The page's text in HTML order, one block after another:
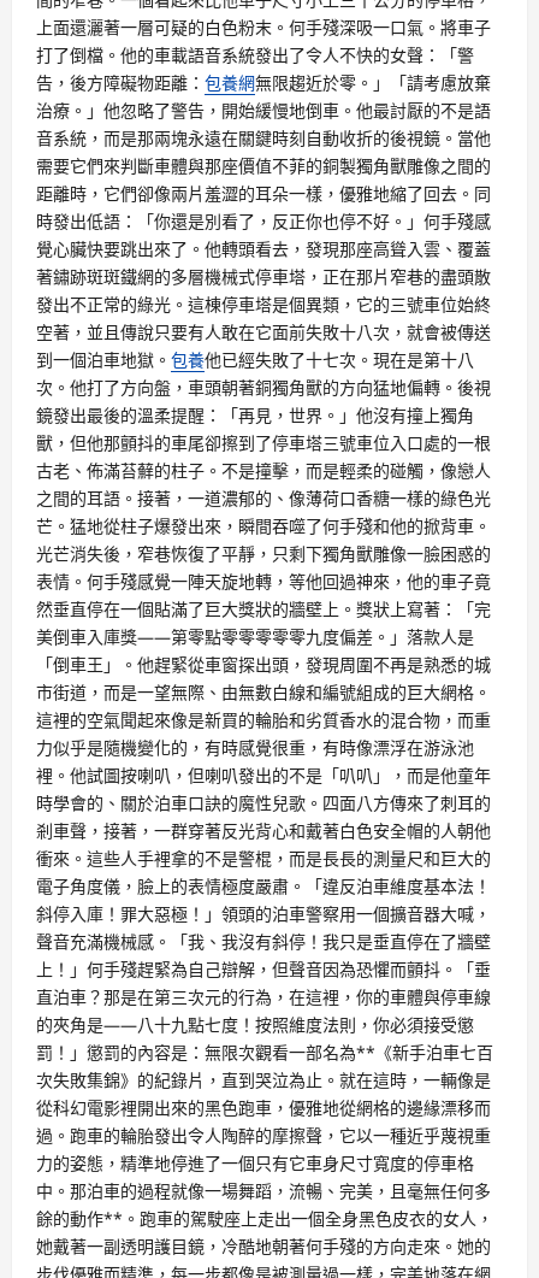
上面還灑著一層可疑的白色粉末。何手殘深吸一口氣。將車子
打了倒檔。他的車載語音系統發出了令人不快的女聲：「警
告，後方障礙物距離： 包養網無限趨近於零。」「請考慮放棄
治療。」他忽略了警告，開始緩慢地倒車。他最討厭的不是語
音系統，而是那兩塊永遠在關鍵時刻自動收折的後視鏡。當他
需要它們來判斷車體與那座價值不菲的銅製獨角獸雕像之間的
距離時，它們卻像兩片羞澀的耳朵一樣，優雅地縮了回去。同
時發出低語：「你還是別看了，反正你也停不好。」何手殘感
覺心臟快要跳出來了。他轉頭看去，發現那座高聳入雲、覆蓋
著鏽跡斑斑鐵網的多層機械式停車塔，正在那片窄巷的盡頭散
發出不正常的綠光。這棟停車塔是個異類，它的三號車位始終
空著，並且傳說只要有人敢在它面前失敗十八次，就會被傳送
到一個泊車地獄。 包養他已經失敗了十七次。現在是第十八
次。他打了方向盤，車頭朝著銅獨角獸的方向猛地偏轉。後視
鏡發出最後的溫柔提醒：「再見，世界。」他沒有撞上獨角
獸，但他那顫抖的車尾卻擦到了停車塔三號車位入口處的一根
古老、佈滿苔蘚的柱子。不是撞擊，而是輕柔的碰觸，像戀人
之間的耳語。接著，一道濃郁的、像薄荷口香糖一樣的綠色光
芒。猛地從柱子爆發出來，瞬間吞噬了何手殘和他的掀背車。
光芒消失後，窄巷恢復了平靜，只剩下獨角獸雕像一臉困惑的
表情。何手殘感覺一陣天旋地轉，等他回過神來，他的車子竟
然垂直停在一個貼滿了巨大獎狀的牆壁上。獎狀上寫著：「完
美倒車入庫獎——第零點零零零零零九度偏差。」落款人是
「倒車王」。他趕緊從車窗探出頭，發現周圍不再是熟悉的城
市街道，而是一望無際、由無數白線和編號組成的巨大網格。
這裡的空氣聞起來像是新買的輪胎和劣質香水的混合物，而重
力似乎是隨機變化的，有時感覺很重，有時像漂浮在游泳池
裡。他試圖按喇叭，但喇叭發出的不是「叭叭」，而是他童年
時學會的、關於泊車口訣的魔性兒歌。四面八方傳來了刺耳的
剎車聲，接著，一群穿著反光背心和戴著白色安全帽的人朝他
衝來。這些人手裡拿的不是警棍，而是長長的測量尺和巨大的
電子角度儀，臉上的表情極度嚴肅。「違反泊車維度基本法！
斜停入庫！罪大惡極！」領頭的泊車警察用一個擴音器大喊，
聲音充滿機械感。「我、我沒有斜停！我只是垂直停在了牆壁
上！」何手殘趕緊為自己辯解，但聲音因為恐懼而顫抖。「垂
直泊車？那是在第三次元的行為，在這裡，你的車體與停車線
的夾角是——八十九點七度！按照維度法則，你必須接受懲
罰！」懲罰的內容是：無限次觀看一部名為**《新手泊車七百
次失敗集錦》的紀錄片，直到哭泣為止。就在這時，一輛像是
從科幻電影裡開出來的黑色跑車，優雅地從網格的邊緣漂移而
過。跑車的輪胎發出令人陶醉的摩擦聲，它以一種近乎蔑視重
力的姿態，精準地停進了一個只有它車身尺寸寬度的停車格
中。那泊車的過程就像一場舞蹈，流暢、完美，且毫無任何多
餘的動作**。跑車的駕駛座上走出一個全身黑色皮衣的女人，
她戴著一副透明護目鏡，冷酷地朝著何手殘的方向走來。她的